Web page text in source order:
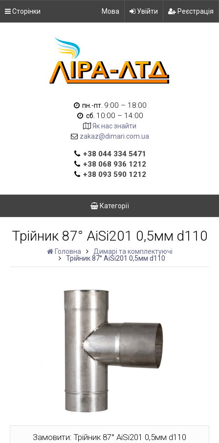
Сторінки Мова Увійти Реєстрація
пн.-пт. 9:00 – 18:00
сб. 10:00 – 14:00
Як нас знайти
zakaz@dimari.com.ua
+38 044 334 5471
+38 068 936 1212
+38 093 590 1212
Категорії
Трійник 87° AiSi201 0,5мм d110
Головна
Димарі та комплектуючі
Трійник 87° AiSi201 0,5мм d110
Замовити: Трійник 87° AiSi201 0,5мм d110